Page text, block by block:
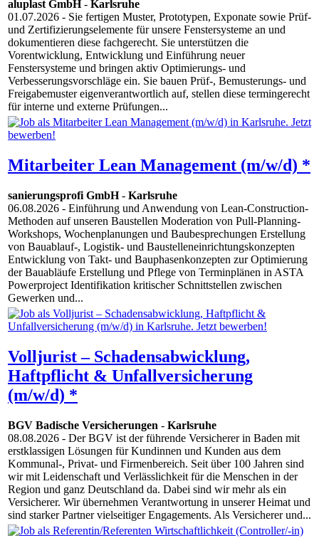
aluplast GmbH- Karlsruhe
01.07.2026 - Sie fertigen Muster, Prototypen, Exponate sowie Prüf-
und Zertifizierungselemente für unsere Fenstersysteme an und
dokumentieren diese fachgerecht. Sie unterstützen die
Vorentwicklung, Entwicklung und Einführung neuer
Fenstersysteme und bringen aktiv Optimierungs- und
Verbesserungsvorschläge ein. Sie bauen Prüf-, Bemusterungs- und
Freigabemuster eigenverantwortlich auf, stellen diese termingerecht
für interne und externe Prüfungen...
Mitarbeiter Lean Management (m/w/d) *
sanierungsprofi GmbH- Karlsruhe
06.08.2026 - Einführung und Anwendung von Lean-Construction-
Methoden auf unseren Baustellen Moderation von Pull-Planning-
Workshops, Wochenplanungen und Baubesprechungen Erstellung
von Bauablauf-, Logistik- und Baustelleneinrichtungskonzepten
Entwicklung von Takt- und Bauphasenkonzepten zur Optimierung
der Bauabläufe Erstellung und Pflege von Terminplänen in ASTA
Powerproject Identifikation kritischer Schnittstellen zwischen
Gewerken und...
Volljurist – Schadensabwicklung,
Haftpflicht & Unfallversicherung
(m/w/d) *
BGV Badische Versicherungen - Karlsruhe
08.08.2026 - Der BGV ist der führende Versicherer in Baden mit
erstklassigen Lösungen für Kundinnen und Kunden aus dem
Kommunal-, Privat- und Firmenbereich. Seit über 100 Jahren sind
wir mit Leidenschaft und Verlässlichkeit für die Menschen in der
Region und ganz Deutschland da. Dabei sind wir mehr als ein
Versicherer. Wir übernehmen Verantwortung in unserer Heimat und
sind starker Partner vielseitiger Engagements. Als Versicherer und...